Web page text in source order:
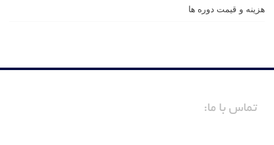
هزینه و قیمت دوره ها
تماس با ما: